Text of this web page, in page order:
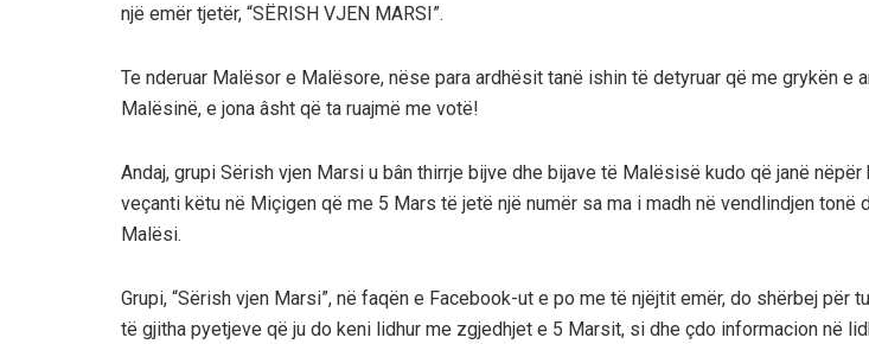
një emër tjetër, “SËRISH VJEN MARSI”.
Te nderuar Malësor e Malësore, nëse para ardhësit tanë ishin të detyruar që me grykën e
Malësinë, e jona âsht që ta ruajmë me votë!
Andaj, grupi Sërish vjen Marsi u bân thirrje bijve dhe bijave të Malësisë kudo që janë nëpër
veçanti këtu në Miçigen që me 5 Mars të jetë një numër sa ma i madh në vendlindjen tonë
Malësi.
Grupi, “Sërish vjen Marsi”, në faqën e Facebook-ut e po me të njëjtit emër, do shërbej për
të gjitha pyetjeve që ju do keni lidhur me zgjedhjet e 5 Marsit, si dhe çdo informacion në